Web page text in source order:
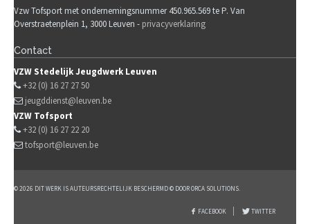
Vzw Tofsport met ondernemingsnummer 450.965.569 te P. Van
Overstraetenplein 1, 3000 Leuven - privacyverklaring
Contact
VZW Stedelijk Jeugdwerk Leuven
+32 (0) 16 27 27 50
jeugddienst@leuven.be
VZW Tofsport
+32 (0) 16 27 22 20
tofsport@leuven.be
© 2026 DIT WERK IS AUTEURSRECHTELIJK BESCHERMD © DOOR ORCA SOLUTIONS.
FACEBOOK TWITTER